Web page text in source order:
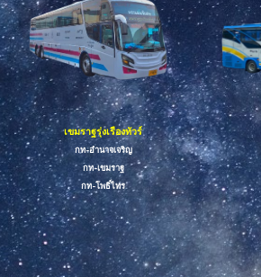
เขมราฐรุ่งเรืองทัวร์
กท-อำนาจเจริญ
กท-เขมราฐ
กท-โพธิ์ไทร